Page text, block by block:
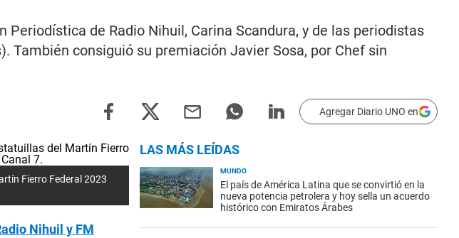
de Radio Nihuil, Carina Scandura, y de las periodistas
También consiguió su premiación Javier Sosa, por Chef sin
Agregar Diario UNO en
Fierro Federal 2023
Nihuil y FM
LAS MÁS LEÍDAS
MUNDO
El país de América Latina que se convirtió en la
nueva potencia petrolera y hoy sella un acuerdo
histórico con Emiratos Árabes